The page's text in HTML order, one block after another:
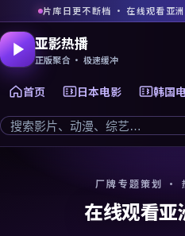
片库日更不断档 · 在线观看亚
亚影热播
正版聚合 · 极速缓冲
首页 日本电影 韩国
厂牌专题策划 ·
在线观看